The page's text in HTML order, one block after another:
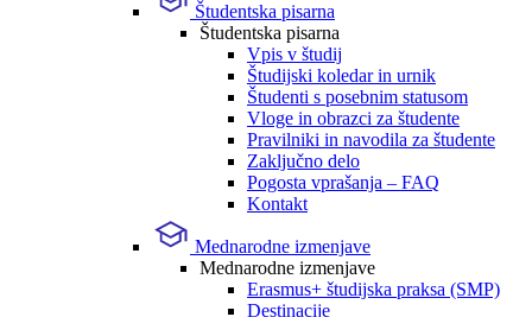
Študentska pisarna
Študentska pisarna
Vpis v študij
Študijski koledar in urnik
Študenti s posebnim statusom
Vloge in obrazci za študente
Pravilniki in navodila za študente
Zaključno delo
Pogosta vprašanja – FAQ
Kontakt
Mednarodne izmenjave
Mednarodne izmenjave
Erasmus+ študijska praksa (SMP)
Destinacije